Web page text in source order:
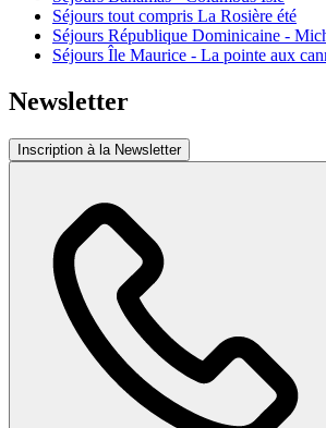
Séjours tout compris La Rosière été
Séjours République Dominicaine -
Séjours Île Maurice - La pointe aux
Newsletter
Inscription à la Newsletter